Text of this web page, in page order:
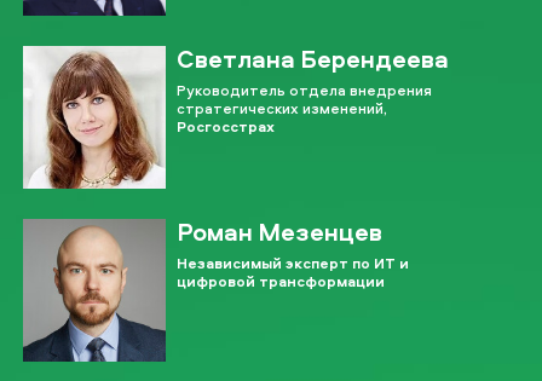
Светлана Берендеева
Руководитель отдела внедрения
стратегических изменений,
Росгосстрах
Роман Мезенцев
Независимый эксперт по ИТ и
цифровой трансформации